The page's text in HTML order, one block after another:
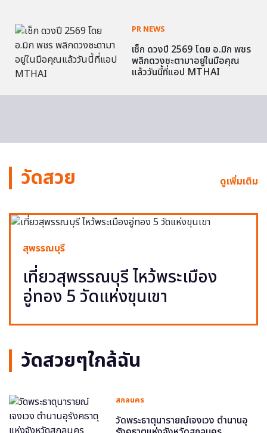
PR NEWS
เช็ก ดวงปี 2569 โดย อ.มิก พชร
พลิกดวงชะตามาอยู่ในมือคุณ
แล้ววันนี้ที่แอป MTHAI
วัดสวย ดูเพิ่มเติม
สุพรรณบุรี
เที่ยวสุพรรณบุรี ไหว้พระเมือง
อู่ทอง 5 วัดแห่งขุนเขา
วัดสวยๆใกล้ฉัน
สกลนคร
วัดพระธาตุนารายณ์เจงเวง ตำนานอุ